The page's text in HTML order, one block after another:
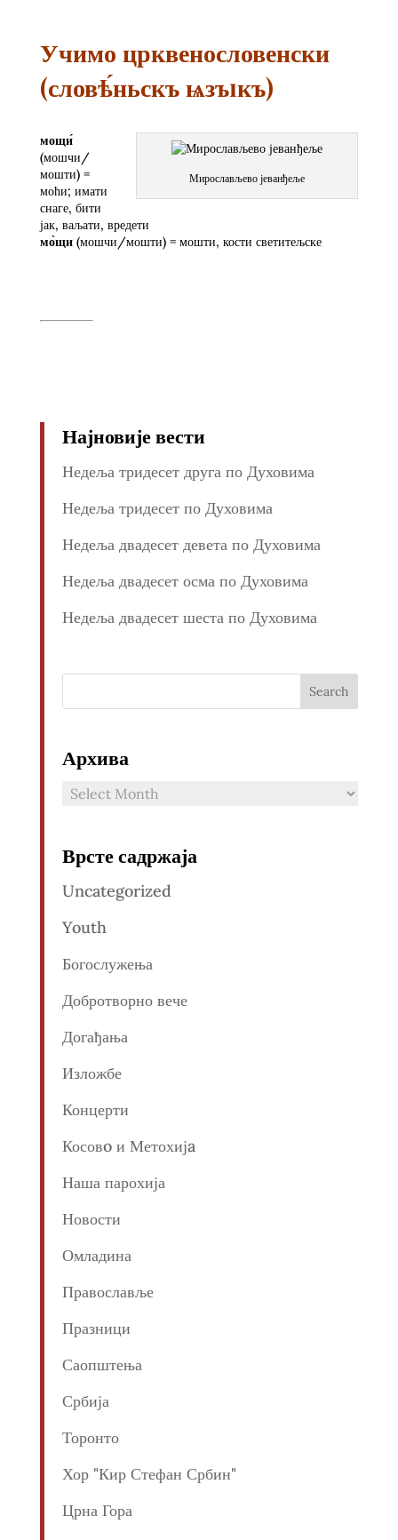
Учимо црквенословенски
(словѣ́ньскъ ѩзъıкъ)
Мирослављево јеванђеље
мощи́
(мошчи/
мошти) =
моћи; имати
снаге, бити
јак, ваљати, вредети
мо̀щи(мошчи/мошти) = мошти, кости светитељске
Најновије вести
Недеља тридесет друга по Духовима
Недеља тридесет по Духовима
Недеља двадесет девета по Духовима
Недеља двадесет осма по Духовима
Недеља двадесет шеста по Духовима
Архива
Архива
Врсте садржаја
Uncategorized
Youth
Богослужења
Добротворно вече
Догађања
Изложбе
Концерти
Косовo и Метохијa
Наша парохија
Новости
Омладина
Православље
Празници
Саопштења
Србија
Торонто
Хор "Кир Стефан Србин"
Црна Гора